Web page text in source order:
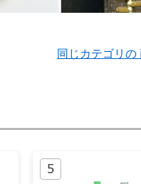
同じカテゴリの